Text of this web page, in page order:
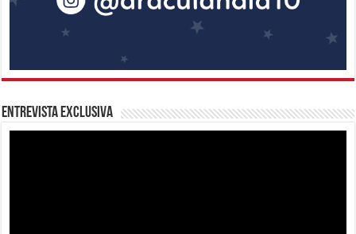
Entrevista Exclusiva